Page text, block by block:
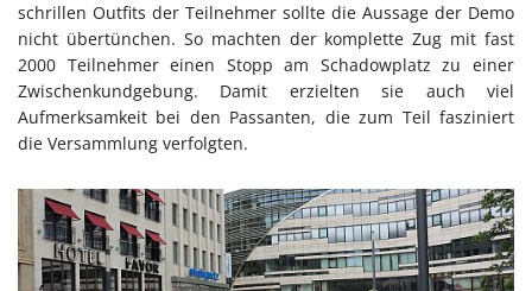
schrillen Outfits der Teilnehmer sollte die Aussage der Demo
nicht übertünchen. So machten der komplette Zug mit fast
2000 Teilnehmer einen Stopp am Schadowplatz zu einer
Zwischenkundgebung. Damit erzielten sie auch viel
Aufmerksamkeit bei den Passanten, die zum Teil fasziniert
die Versammlung verfolgten.